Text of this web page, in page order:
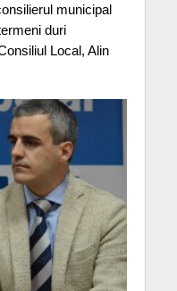
municipal
duri
Local, Alin